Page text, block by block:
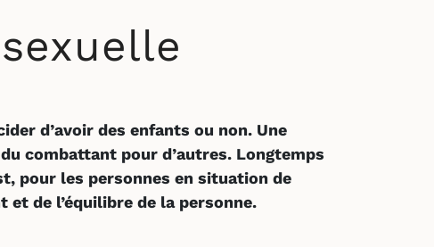
d’avoir des enfants ou non. Une
combattant pour d’autres. Longtemps
pour les personnes en situation de
de l’équilibre de la personne.